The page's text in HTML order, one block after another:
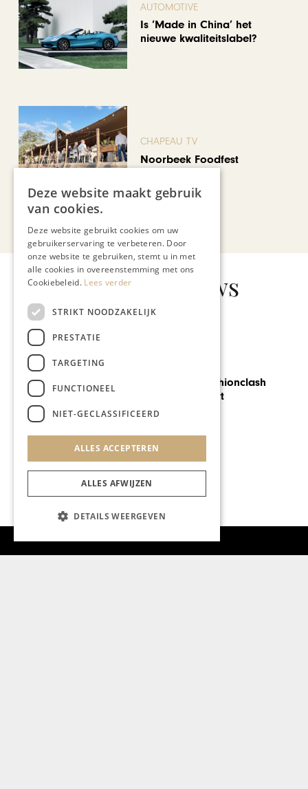
AUTOMOTIVE
Is ‘Made in China’ het
nieuwe kwaliteitslabel?
CHAPEAU TV
Noorbeek Foodfest
Gerelateerd nieuws
15de editie Fashionclash
festival van start
Deze website maakt gebruik
van cookies.
Deze website gebruikt cookies om uw
gebruikerservaring te verbeteren. Door
onze website te gebruiken, stemt u in met
alle cookies in overeenstemming met ons
Cookiebeleid. Lees verder
STRIKT NOODZAKELIJK
PRESTATIE
TARGETING
FUNCTIONEEL
NIET-GECLASSIFICEERD
ALLES ACCEPTEREN
ALLES AFWIJZEN
DETAILS WEERGEVEN